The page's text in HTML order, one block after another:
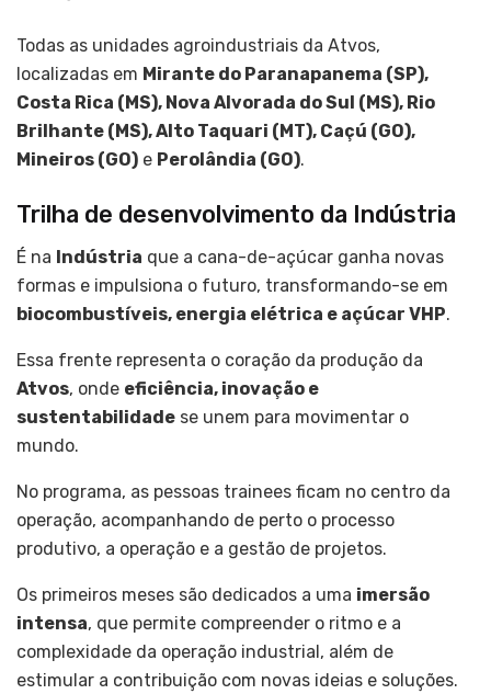
Todas as unidades agroindustriais da Atvos,
localizadas em Mirante do Paranapanema (SP),
Costa Rica (MS), Nova Alvorada do Sul (MS), Rio
Brilhante (MS), Alto Taquari (MT), Caçú (GO),
Mineiros (GO) e Perolândia (GO).
Trilha de desenvolvimento da Indústria
É na Indústria que a cana-de-açúcar ganha novas
formas e impulsiona o futuro, transformando-se em
biocombustíveis, energia elétrica e açúcar VHP.
Essa frente representa o coração da produção da
Atvos, onde eficiência, inovação e
sustentabilidade se unem para movimentar o
mundo.
No programa, as pessoas trainees ficam no centro da
operação, acompanhando de perto o processo
produtivo, a operação e a gestão de projetos.
Os primeiros meses são dedicados a uma imersão
intensa, que permite compreender o ritmo e a
complexidade da operação industrial, além de
estimular a contribuição com novas ideias e soluções.